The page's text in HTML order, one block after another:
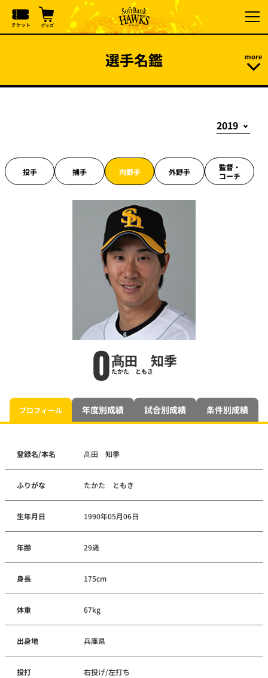
選手名鑑
投手 捕手 内野手 外野手
監督・
コーチ
0髙田 知季
たかた ともき
プロフィール 年度別成績 試合別成績 条件別成績
登録名/本名 髙田 知季
ふりがな たかた ともき
生年月日 1990年05月06日
年齢 29歳
身長 175cm
体重 67kg
出身地 兵庫県
投打 右投げ/左打ち